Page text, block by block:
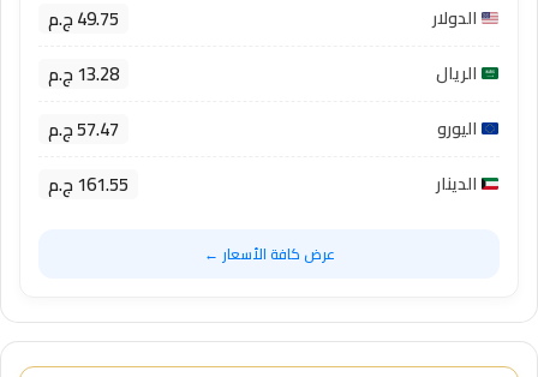
الدولار 49.75 ج.م
الريال 13.28 ج.م
اليورو 57.47 ج.م
الدينار 161.55 ج.م
عرض كافة الأسعار ←